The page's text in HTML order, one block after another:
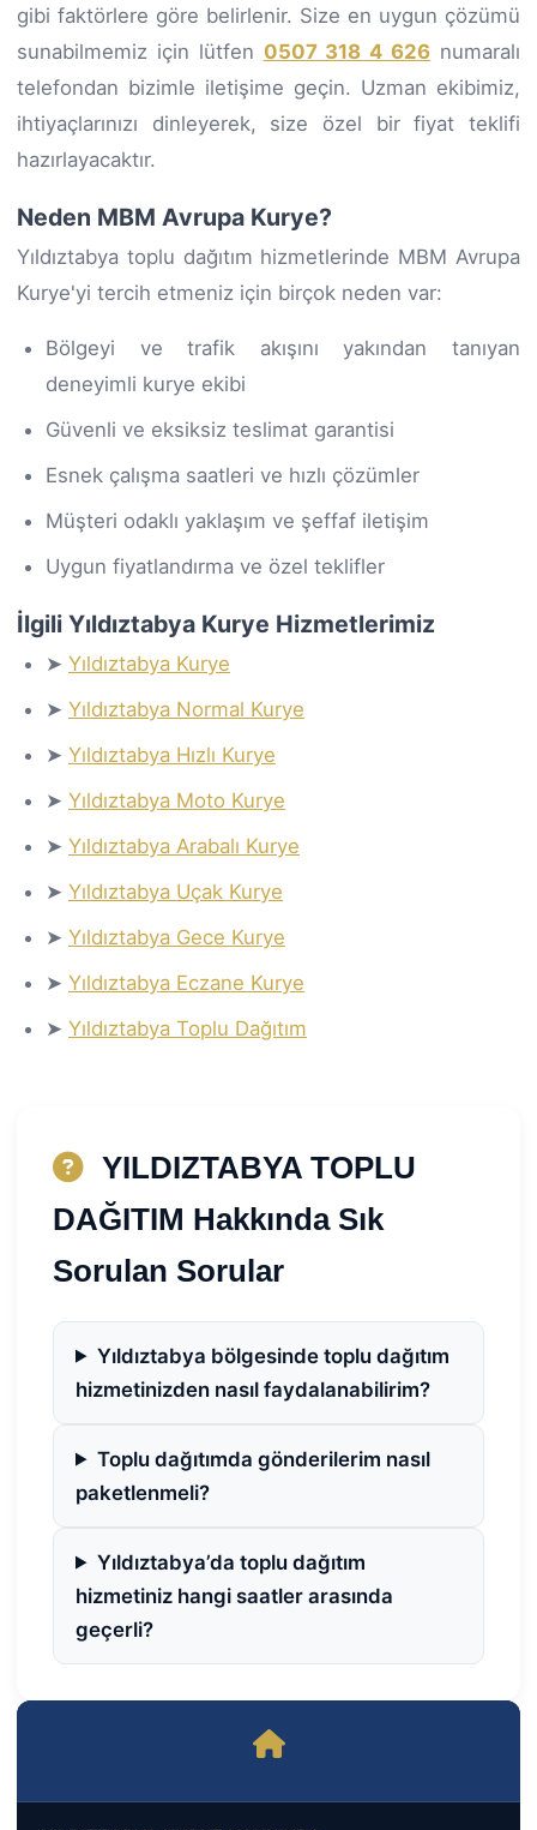
gibi faktörlere göre belirlenir. Size en uygun çözümü
sunabilmemiz için lütfen 0507 318 4 626 numaralı
telefondan bizimle iletişime geçin. Uzman ekibimiz,
ihtiyaçlarınızı dinleyerek, size özel bir fiyat teklifi
hazırlayacaktır.
Neden MBM Avrupa Kurye?
Yıldıztabya toplu dağıtım hizmetlerinde MBM Avrupa
Kurye'yi tercih etmeniz için birçok neden var:
Bölgeyi ve trafik akışını yakından tanıyan
deneyimli kurye ekibi
Güvenli ve eksiksiz teslimat garantisi
Esnek çalışma saatleri ve hızlı çözümler
Müşteri odaklı yaklaşım ve şeffaf iletişim
Uygun fiyatlandırma ve özel teklifler
İlgili Yıldıztabya Kurye Hizmetlerimiz
➤ Yıldıztabya Kurye
➤ Yıldıztabya Normal Kurye
➤ Yıldıztabya Hızlı Kurye
➤ Yıldıztabya Moto Kurye
➤ Yıldıztabya Arabalı Kurye
➤ Yıldıztabya Uçak Kurye
➤ Yıldıztabya Gece Kurye
➤ Yıldıztabya Eczane Kurye
➤ Yıldıztabya Toplu Dağıtım
YILDIZTABYA TOPLU
DAĞITIM Hakkında Sık
Sorulan Sorular
Yıldıztabya bölgesinde toplu dağıtım
hizmetinizden nasıl faydalanabilirim?
Toplu dağıtımda gönderilerim nasıl
paketlenmeli?
Yıldıztabya’da toplu dağıtım
hizmetiniz hangi saatler arasında
geçerli?